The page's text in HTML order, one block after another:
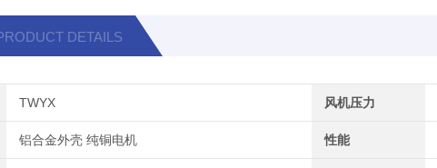
DETAILS
TWYX 风机压力
铝合金外壳 纯铜电机 性能